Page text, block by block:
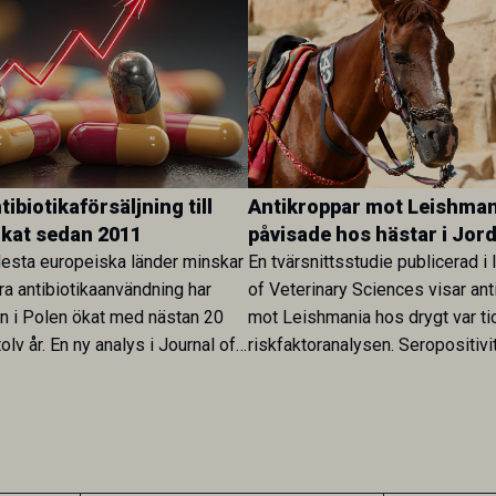
till
sedan 2011
europeiska länder minskar
antibiotikaanvändning har
i Polen ökat med nästan 20
år. En ny analys i Journal of
Antikroppar mot
påvisade hos hästar i
En tvärsnittsstudie publicerad i
of Veterinary Sciences visar
mot Leishmania hos drygt var
riskfaktoranalysen.